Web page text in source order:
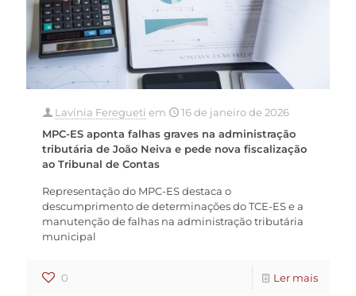
Lavínia Feregueti em
16 de janeiro de 2026
MPC-ES aponta falhas graves na administração
tributária de João Neiva e pede nova fiscalização
ao Tribunal de Contas
Representação do MPC-ES destaca o
descumprimento de determinações do TCE-ES e a
manutenção de falhas na administração tributária
municipal
0 Ler mais